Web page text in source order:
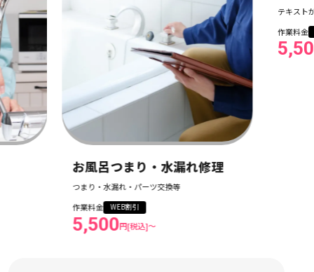
お風呂つまり・水漏れ修理
つまり・水漏れ・パーツ交換等
作業料金
WEB割引
5,500円[税込]〜